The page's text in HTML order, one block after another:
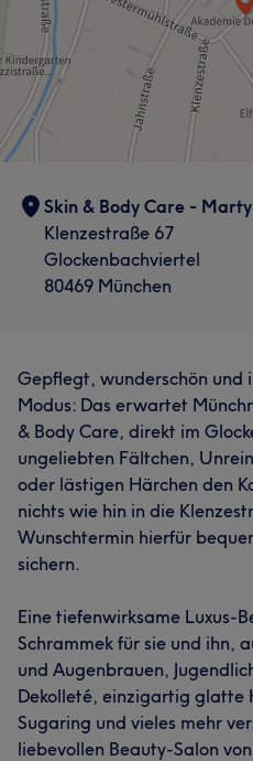
Was unsere Kunden über
Professionell 40 Herzlich
Was unsere Kunden über
Herzlich Professionell 12
7
Skin & Body Care -
Klenzestraße 67
Glockenbachviertel
80469 München
Gepflegt, wunderschön und
Modus: Das erwartet
& Body Care, direkt im
ungeliebten Fältchen,
oder lästigen Härchen den
nichts wie hin in die
Wunschtermin hierfür
sichern.
Eine tiefenwirksame Luxus-
Schrammek für sie und ihn,
und Augenbrauen,
Dekolleté, einzigartig glatte
Sugaring und vieles mehr
liebevollen Beauty-Salon